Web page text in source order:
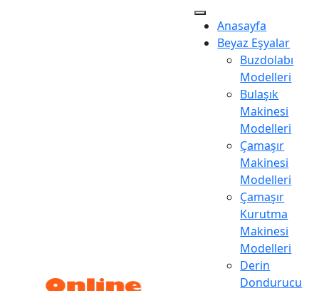
Anasayfa
Beyaz Eşyalar
Buzdolabı
Modelleri
Bulaşık
Makinesi
Modelleri
Çamaşır
Makinesi
Modelleri
Çamaşır
Kurutma
Makinesi
Modelleri
Derin
Dondurucu